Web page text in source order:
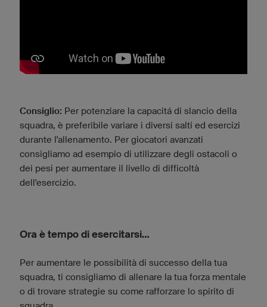
Consiglio: Per potenziare la capacitá di slancio della
squadra, è preferibile variare i diversi salti ed esercizi
durante l'allenamento. Per giocatori avanzati
consigliamo ad esempio di utilizzare degli ostacoli o
dei pesi per aumentare il livello di difficoltà
dell'esercizio.
Ora è tempo di esercitarsi...
Per aumentare le possibilità di successo della tua
squadra, ti consigliamo di allenare la tua forza mentale
o di trovare strategie su come rafforzare lo spirito di